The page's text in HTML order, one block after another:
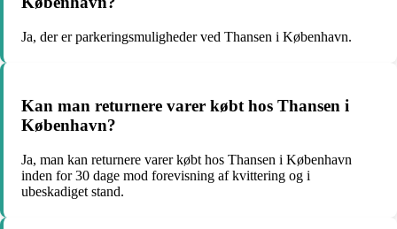
Ja, der er parkeringsmuligheder ved Thansen i København.
Kan man returnere varer købt hos Thansen i
København?
Ja, man kan returnere varer købt hos Thansen i København
inden for 30 dage mod forevisning af kvittering og i
ubeskadiget stand.